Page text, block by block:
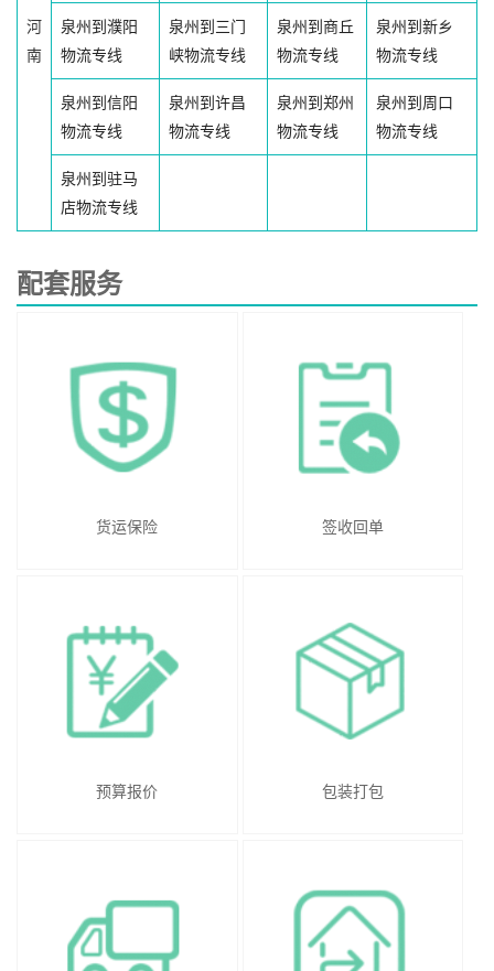
河
南
泉州到濮阳
物流专线
泉州到三门
峡物流专线
泉州到商丘
物流专线
泉州到新乡
物流专线
泉州到信阳
物流专线
泉州到许昌
物流专线
泉州到郑州
物流专线
泉州到周口
物流专线
泉州到驻马
店物流专线
配套服务
货运保险 签收回单
预算报价 包装打包